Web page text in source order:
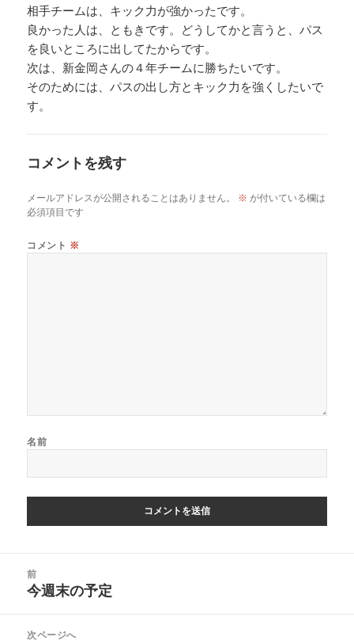
相手チームは、キック力が強かったです。
良かった人は、ともきです。どうしてかと言うと、パス
を良いところに出してたからです。
次は、新金岡さんの４年チームに勝ちたいです。
そのためには、パスの出し方とキック力を強くしたいで
す。
コメントを残す
メールアドレスが公開されることはありません。 ※ が付いている欄は
必須項目です
コメント ※
名前
前
前
投
今週末の予定
次ページへ